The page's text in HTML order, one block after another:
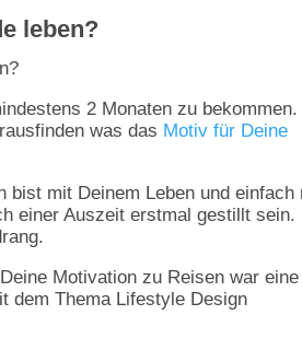
leben?
2 Monaten zu bekommen.
was das Motiv für Deine
mit Deinem Leben und einfach
einer Auszeit erstmal gestillt sein.
Motivation zu Reisen war eine
dem Thema Lifestyle Design